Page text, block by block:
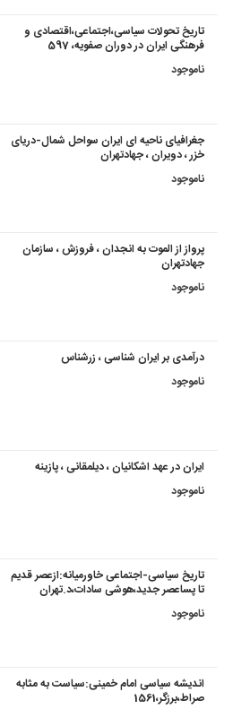
تاریخ تحولات سیاسی،اجتماعی،اقتصادی و
فرهنگی ایران در دوران صفویه، 597
ناموجود
جغرافیای ناحیه ای ایران سواحل شمال-دریای
خزر ، دویران ، جهادتهران
ناموجود
پرواز از الموت به انجدان ، فروزش ، سازمان
جهادتهران
ناموجود
درآمدی بر ایران شناسی ، زرشناس
ناموجود
ایران در عهد اشکانیان ، دیلمقانی ، پازینه
ناموجود
تاریخ سیاسی-اجتماعی خاورمیانه:ازعصر قدیم
تا پساعصر جدید،هوشی سادات،د.تهران
ناموجود
اندیشه سیاسی امام خمینی:سیاست به مثابه
صراط،برزگر،1561